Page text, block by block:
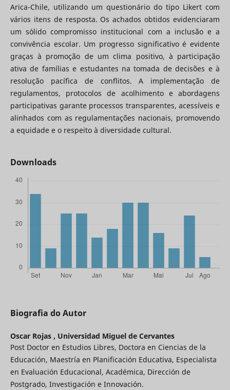
Arica-Chile, utilizando um questionário do tipo Likert com
vários itens de resposta. Os achados obtidos evidenciaram
um sólido compromisso institucional com a inclusão e a
convivência escolar. Um progresso significativo é evidente
graças à promoção de um clima positivo, à participação
ativa de famílias e estudantes na tomada de decisões e à
resolução pacífica de conflitos. A implementação de
regulamentos, protocolos de acolhimento e abordagens
participativas garante processos transparentes, acessíveis e
alinhados com as regulamentações nacionais, promovendo
a equidade e o respeito à diversidade cultural.
Downloads
Biografia do Autor
Oscar Rojas , Universidad Miguel de Cervantes
Post Doctor en Estudios Libres, Doctora en Ciencias de la
Educación, Maestría en Planificación Educativa, Especialista
en Evaluación Educacional, Académica, Dirección de
Postgrado, Investigación e Innovación.